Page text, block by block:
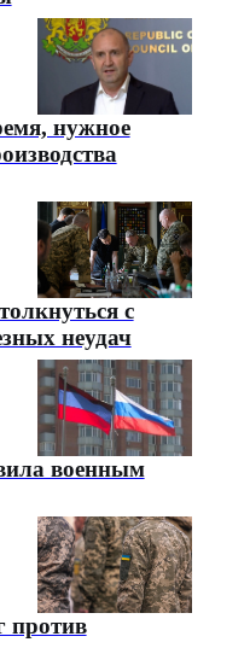
нужное
с
неудач
военным
против